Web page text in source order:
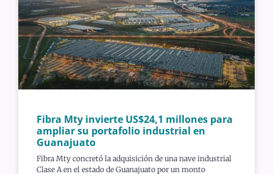
Fibra Mty invierte US$24,1 millones para
ampliar su portafolio industrial en
Guanajuato
Fibra Mty concretó la adquisición de una nave industrial
Clase A en el estado de Guanajuato por un monto